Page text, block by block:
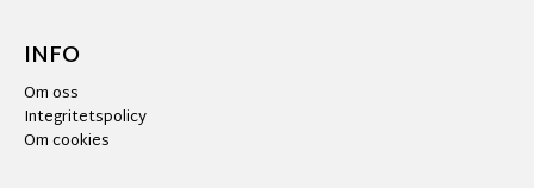
INFO
Om oss
Integritetspolicy
Om cookies